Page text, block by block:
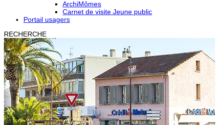
ArchiMômes
Carnet de visite Jeune public
Portail usagers
RECHERCHE